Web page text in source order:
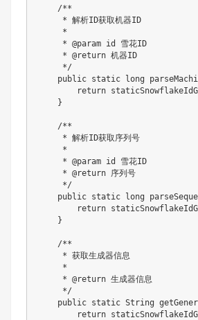
    /**
     * 解析ID获取机器ID
     *
     * @param id 雪花ID
     * @return 机器ID
     */
public static long
return
    }
    /**
     * 解析ID获取序列号
     *
     * @param id 雪花ID
     * @return 序列号
     */
public static long
return
    }
    /**
     * 获取生成器信息
     *
     * @return 生成器信息
     */
public static String
return